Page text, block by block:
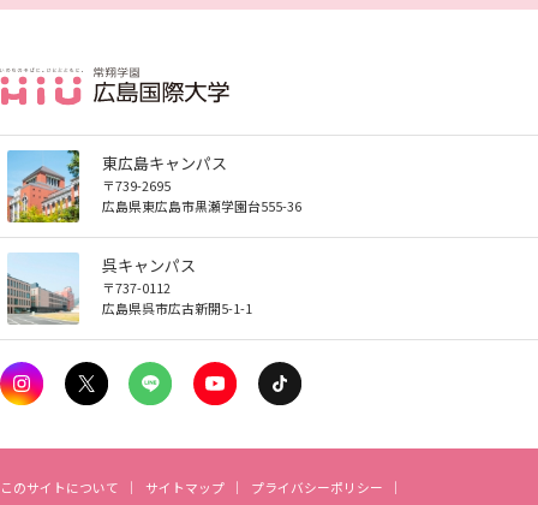
よくある質問
図書館だより『Library News』
お知らせ
自然災害時等の図書館の閉館について
東広島キャンパス
〒739-2695
広島県東広島市黒瀬学園台555-36
呉キャンパス
〒737-0112
広島県呉市広古新開5-1-1
このサイトについて サイトマップ
プライバシーポリシー